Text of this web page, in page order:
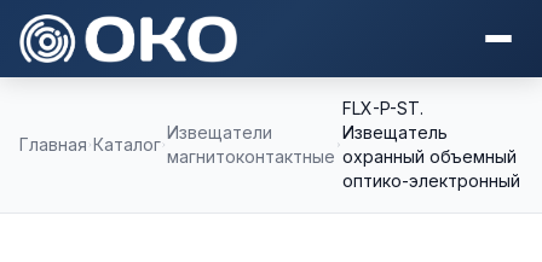
Главная Каталог
Извещатели
магнитоконтактные
FLX-P-ST.
Извещатель
охранный объемный
оптико-электронный